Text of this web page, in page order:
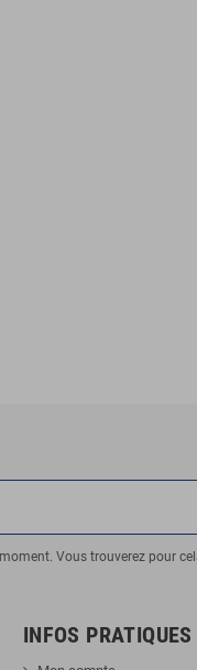
Vous trouverez pour
INFOS PRATIQUES